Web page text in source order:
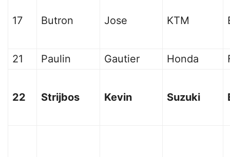
17 Butron Jose KTM
21 Paulin Gautier Honda
22 Strijbos Kevin Suzuki